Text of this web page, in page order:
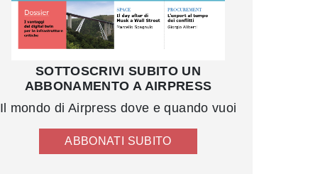
SOTTOSCRIVI SUBITO UN
ABBONAMENTO A AIRPRESS
Il mondo di Airpress dove e quando vuoi
ABBONATI SUBITO